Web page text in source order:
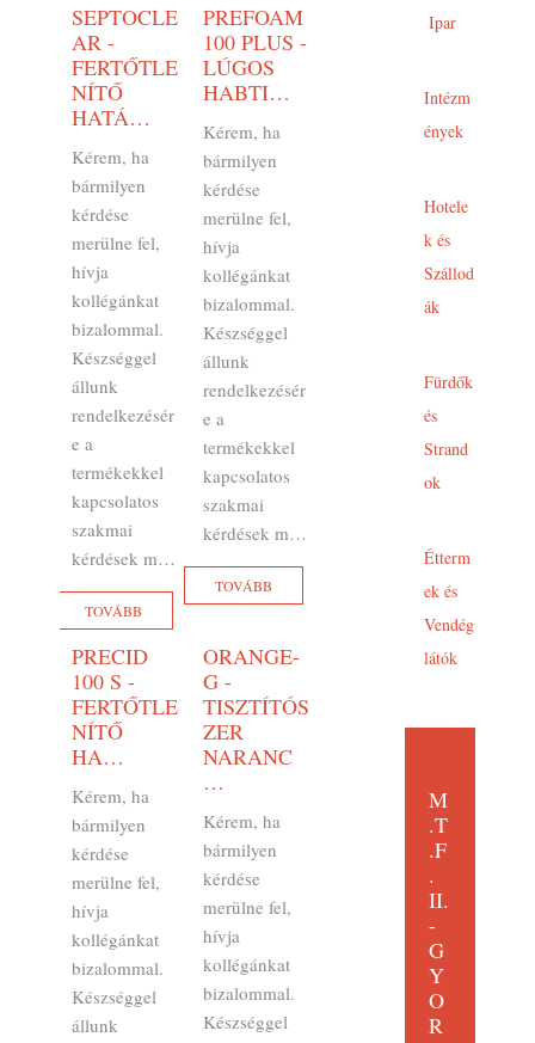
SEPTOCLE
AR -
FERTŐTLE
NÍTŐ
HATÁ…
Kérem, ha
bármilyen
kérdése
merülne fel,
hívja
kollégánkat
bizalommal.
Készséggel
állunk
rendelkezésér
e a
termékekkel
kapcsolatos
szakmai
kérdések m…
TOVÁBB
PREFOAM
100 PLUS -
LÚGOS
HABTI…
Kérem, ha
bármilyen
kérdése
merülne fel,
hívja
kollégánkat
bizalommal.
Készséggel
állunk
rendelkezésér
e a
termékekkel
kapcsolatos
szakmai
kérdések m…
TOVÁBB
PRECID
100 S -
FERTŐTLE
NÍTŐ
HA…
Kérem, ha
bármilyen
kérdése
merülne fel,
hívja
kollégánkat
bizalommal.
Készséggel
állunk
ORANGE-
G -
TISZTÍTÓS
ZER
NARANC
…
Kérem, ha
bármilyen
kérdése
merülne fel,
hívja
kollégánkat
bizalommal.
Készséggel
Ipar
Intézm
ények
Hotele
k és
Szállod
ák
Fürdők
és
Strand
ok
Étterm
ek és
Vendég
látók
M
.T
.F
.
II.
-
G
Y
O
R